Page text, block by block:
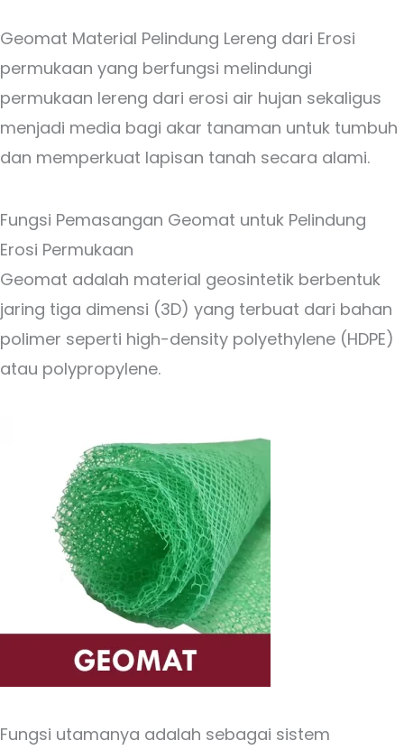
Geomat Material Pelindung Lereng dari Erosi
permukaan yang berfungsi melindungi
permukaan lereng dari erosi air hujan sekaligus
menjadi media bagi akar tanaman untuk tumbuh
dan memperkuat lapisan tanah secara alami.
Fungsi Pemasangan Geomat untuk Pelindung
Erosi Permukaan
Geomat adalah material geosintetik berbentuk
jaring tiga dimensi (3D) yang terbuat dari bahan
polimer seperti high-density polyethylene (HDPE)
atau polypropylene.
Fungsi utamanya adalah sebagai sistem